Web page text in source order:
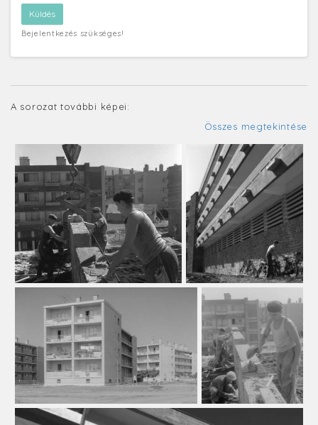
Bejelentkezés szükséges!
A sorozat további képei:
Összes megtekintése